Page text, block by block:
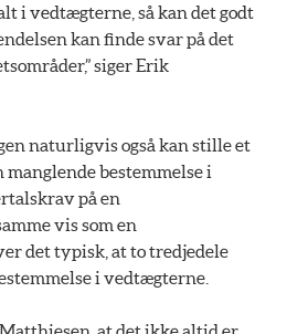
i vedtægterne, så kan det godt
kan finde svar på det
siger Erik
naturligvis også kan stille et
bestemmelse i
på en
vis som en
det typisk, at to tredjedele
i vedtægterne.